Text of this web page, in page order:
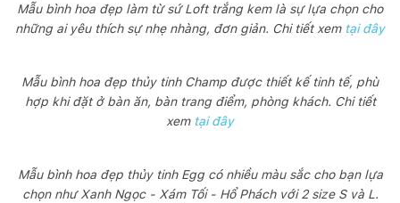
Mẫu bình hoa đẹp làm từ sứ Loft trắng kem là sự lựa chọn cho
những ai yêu thích sự nhẹ nhàng, đơn giản. Chi tiết xem tại đây
Mẫu bình hoa đẹp thủy tinh Champ được thiết kế tinh tế, phù
hợp khi đặt ở bàn ăn, bàn trang điểm, phòng khách. Chi tiết
xem tại đây
Mẫu bình hoa đẹp thủy tinh Egg có nhiều màu sắc cho bạn lựa
chọn như Xanh Ngọc - Xám Tối - Hổ Phách với 2 size S và L.